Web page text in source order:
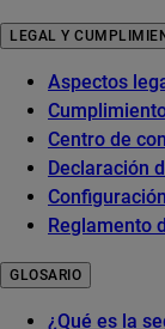
LEGAL Y
Aspectos
Centro de
Declaración
Reglamento
GLOSARIO
¿Qué es la